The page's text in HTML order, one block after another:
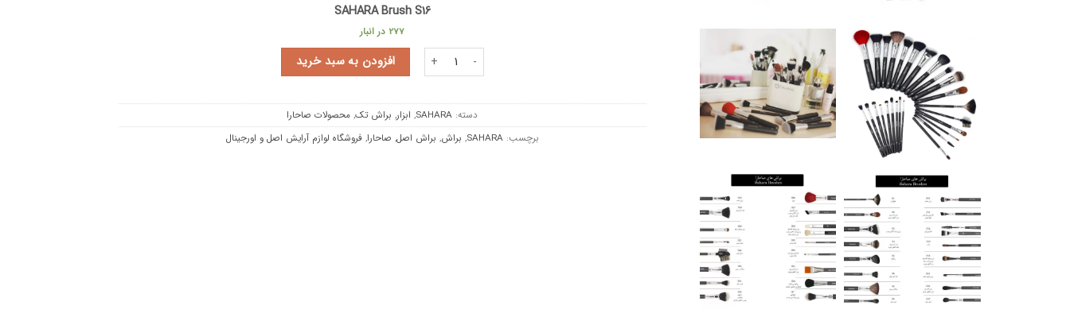
SAHARA Brush S16
277 در انبار
افزودن به سبد خرید
دسته: SAHARA
, ابزار, براش تک, محصولات صاحارا
برچسب: SAHARA
, براش, براش اصل, صاحارا, فروشگاه لوازم آرایش اصل و اورجینال